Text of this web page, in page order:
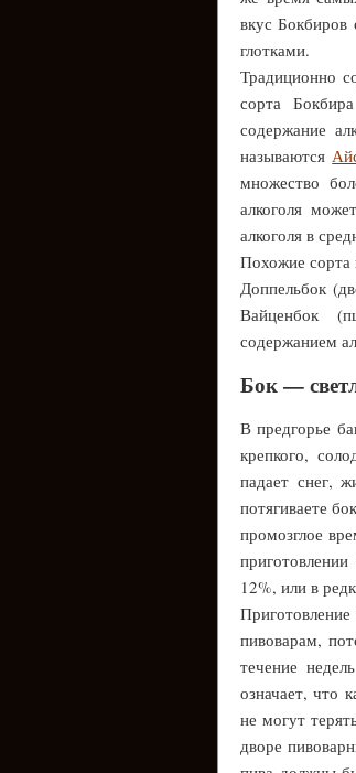
вкус
глотками.
Традиционно
сорта
содержание
называются
множество
алкоголя
алкоголя в
Похожие сорта
Доппельбок
Вайценбок
содержанием
Бок —
В предгорье
крепкого,
падает снег,
потягиваете
промозглое
12%, или в
пивоварам,
течение
означает, что
не могут
дворе